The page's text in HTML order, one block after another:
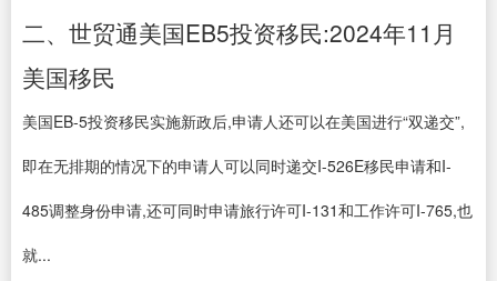
二、世贸通美国EB5投资移民:2024年11月
美国移民
美国EB-5投资移民实施新政后,申请人还可以在美国进行“双递交”,
即在无排期的情况下的申请人可以同时递交I-526E移民申请和I-
485调整身份申请,还可同时申请旅行许可I-131和工作许可I-765,也
就...